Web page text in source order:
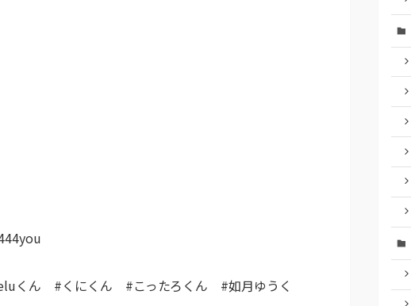
くん #くにくん #こったろくん #如月ゆうく